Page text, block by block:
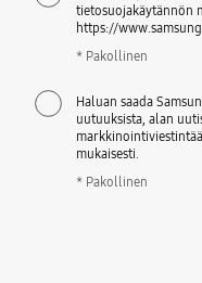
tietosuojakäytännön
https://
* Pakollinen
Haluan saada
uutuuksista, alan
mukaisesti.
* Pakollinen